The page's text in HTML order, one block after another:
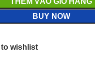
BUY NOW
wishlist